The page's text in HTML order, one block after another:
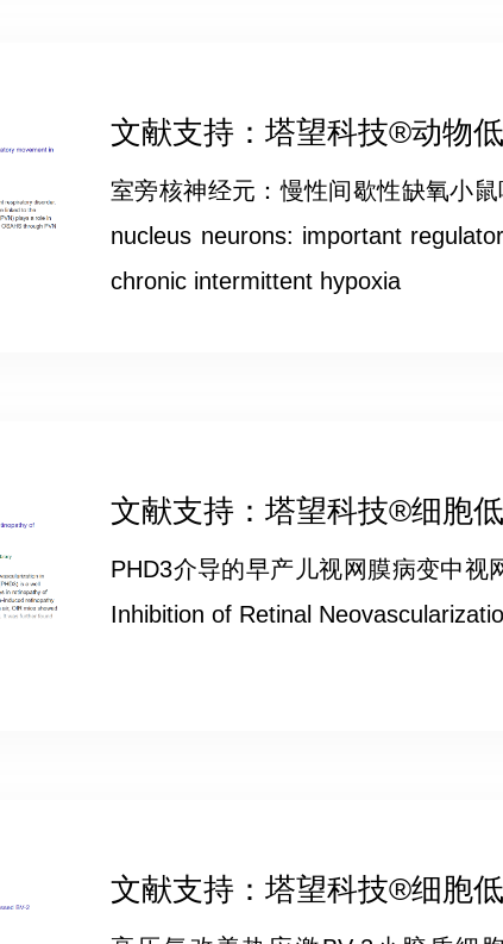
文献支持：塔望科技®动物
室旁核神经元：慢性间歇性缺氧小
nucleus neurons: important
chronic intermittent hypoxia
文献支持：塔望科技®细胞
PHD3介导的早产儿视网膜病变中视
Inhibition of Retinal
文献支持：塔望科技®细胞